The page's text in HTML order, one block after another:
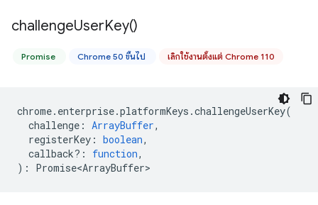
challengeUserKey()
Promise Chrome 50 ขึ้นไป เลิกใช้งานตั้งแต่ Chrome 110
chrome. enterprise.platformKeys .challengeUserKey(
challenge : ArrayBuffer,
registerKey : boolean,
callback? : function,
) : Promise<ArrayBuffer>